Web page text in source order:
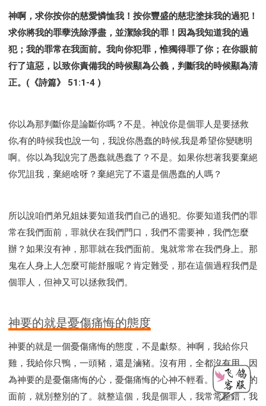
神啊，求你按你的慈愛憐恤我！按你豐盛的慈悲塗抹我的過犯！
求你將我的罪孽洗除淨盡，並潔除我的罪！因為我知道我的過
犯；我的罪常在我面前。我向你犯罪，惟獨得罪了你；在你眼前
行了這惡，以致你責備我的時候顯為公義，判斷我的時候顯為清
正。(《詩篇》 51:1-4 )
你以為那判斷你是論斷你嗎？不是。神說你是個罪人是要拯救
你,有的時候我也說一句，我說你愚蠢的時候,我是希望你變聰明
啊。你以為我說完了愚蠢就愚蠢了？不是。如果你想著我要棄絕
你咒詛我，棄絕啥呀？棄絕完了不還是個愚蠢的人嗎？
所以說咱們弟兄姐妹要知道我們自己的過犯。你要知道我們的罪
常在我們面前，罪就伏在我們門口，我們不需要神，我們怎麼
辦？如果沒有神，那罪就在我們面前。鬼就常常在我們身上。那
鬼在人身上人怎麼可能舒服呢？肯定難受，那在這個過程我們是
個罪人，但神又可以拯救我們。
神要的就是憂傷痛悔的態度
神要的就是一個憂傷痛悔的態度，不是獻祭。神啊，我給你只
雞，我給你只鴨，一頭豬，還是滷豬。沒有用，全都沒有用。因
為神要的是憂傷痛悔的心，憂傷痛悔的心神不輕看。你來到神的
面前，就別整別的了。就整這個，我是個罪人，我常常整錯，我